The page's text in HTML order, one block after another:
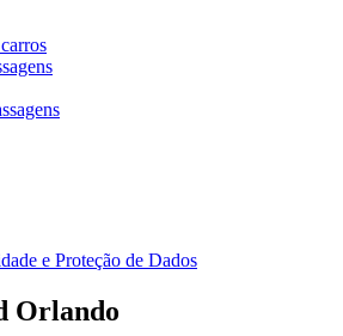
e Proteção de Dados
Orlando